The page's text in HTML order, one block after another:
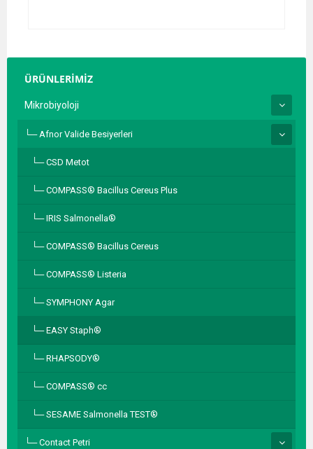
ÜRÜNLERİMİZ
Mikrobiyoloji
Afnor Valide Besiyerleri
CSD Metot
COMPASS® Bacillus Cereus Plus
IRIS Salmonella®
COMPASS® Bacillus Cereus
COMPASS® Listeria
SYMPHONY Agar
EASY Staph®
RHAPSODY®
COMPASS® cc
SESAME Salmonella TEST®
Contact Petri